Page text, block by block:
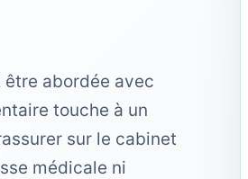
abordée avec
touche à un
sur le cabinet
médicale ni